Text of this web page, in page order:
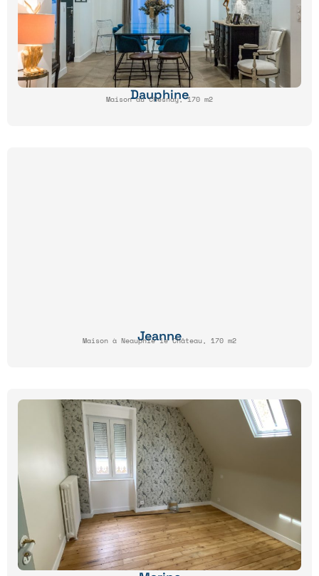
Dauphine
Maison au Chesnay, 170 m2
Jeanne
Maison à Neauphle le Château, 170 m2